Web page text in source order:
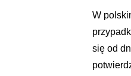
W
się od